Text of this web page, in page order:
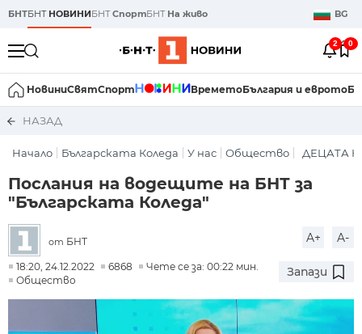
БНТБНТ НОВИНИБНТСпортБНТ На живо BG
2 0
НовиниСвятСпорт ВреметоБългария и еврото
НАЗАД
Начало Българската Коледа У нас Общество ДЕЦАТА
Послания на водещите на БНТ за
"Българската Коледа"
от БНТ A+ A-
18:20, 24.12.2022 6868
Чете се за: 00:22 мин.
Общество
Запази